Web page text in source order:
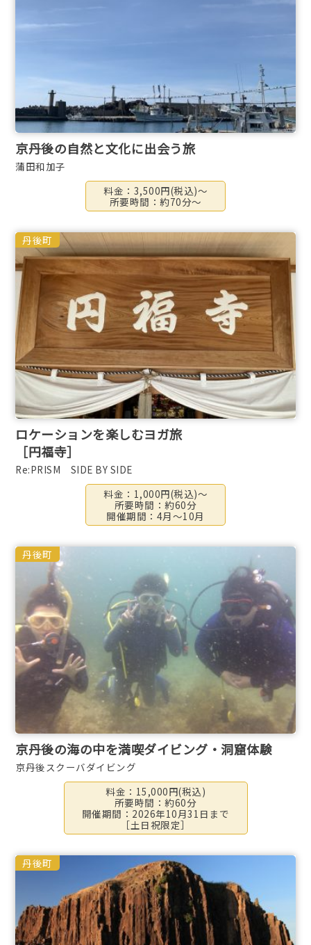
京丹後の自然と文化に出会う旅
蒲田和加子
料金：3,500円(税込)～
所要時間：約70分～
丹後町
ロケーションを楽しむヨガ旅
［円福寺］
Re:PRISM SIDE BY SIDE
料金：1,000円(税込)～
所要時間：約60分
開催期間：4月～10月
丹後町
京丹後の海の中を満喫ダイビング・洞窟体験
京丹後スクーバダイビング
料金：15,000円(税込)
所要時間：約60分
開催期間：2026年10月31日まで
［土日祝限定］
丹後町